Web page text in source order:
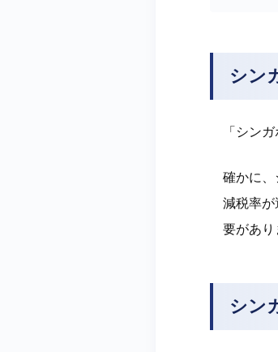
シン
「シン
確かに
減税率
要があり
シン